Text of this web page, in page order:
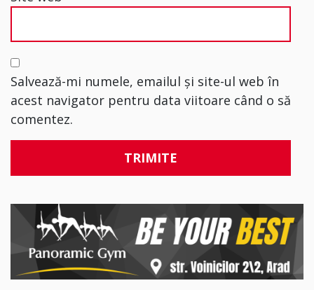
Salvează-mi numele, emailul și site-ul web în
acest navigator pentru data viitoare când o să
comentez.